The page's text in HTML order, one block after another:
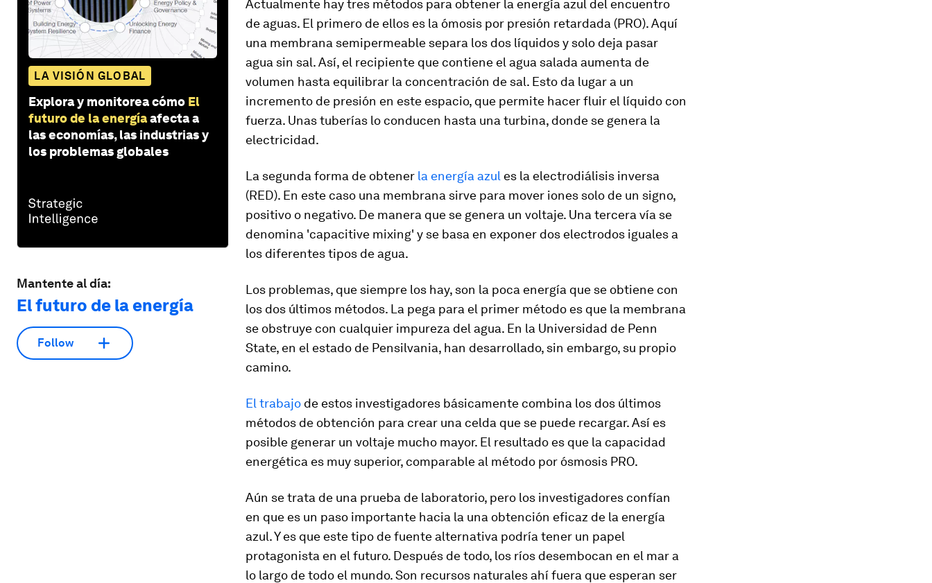
LA VISIÓN GLOBAL
Explora y monitorea cómo El
futuro de la energíaafecta a
las economías, las industrias y
los problemas globales
Mantente al día:
El futuro de la energía
Follow
Actualmente hay tres métodos para obtener la energía azul del encuentro
de aguas. El primero de ellos es la ómosis por presión retardada (PRO). Aquí
una membrana semipermeable separa los dos líquidos y solo deja pasar
agua sin sal. Así, el recipiente que contiene el agua salada aumenta de
volumen hasta equilibrar la concentración de sal. Esto da lugar a un
incremento de presión en este espacio, que permite hacer fluir el líquido con
fuerza. Unas tuberías lo conducen hasta una turbina, donde se genera la
electricidad.
La segunda forma de obtener la energía azul es la electrodiálisis inversa
(RED). En este caso una membrana sirve para mover iones solo de un signo,
positivo o negativo. De manera que se genera un voltaje. Una tercera vía se
denomina 'capacitive mixing' y se basa en exponer dos electrodos iguales a
los diferentes tipos de agua.
Los problemas, que siempre los hay, son la poca energía que se obtiene con
los dos últimos métodos. La pega para el primer método es que la membrana
se obstruye con cualquier impureza del agua. En la Universidad de Penn
State, en el estado de Pensilvania, han desarrollado, sin embargo, su propio
camino.
El trabajo de estos investigadores básicamente combina los dos últimos
métodos de obtención para crear una celda que se puede recargar. Así es
posible generar un voltaje mucho mayor. El resultado es que la capacidad
energética es muy superior, comparable al método por ósmosis PRO.
Aún se trata de una prueba de laboratorio, pero los investigadores confían
en que es un paso importante hacia la una obtención eficaz de la energía
azul. Y es que este tipo de fuente alternativa podría tener un papel
protagonista en el futuro. Después de todo, los ríos desembocan en el mar a
lo largo de todo el mundo. Son recursos naturales ahí fuera que esperan ser